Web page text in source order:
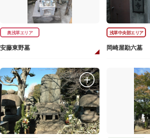
奥浅草エリア
安藤東野墓
浅草中央部エリア
岡崎屋勘六墓